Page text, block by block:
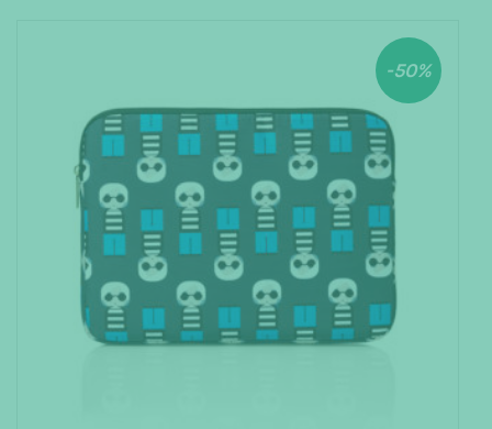
-50%